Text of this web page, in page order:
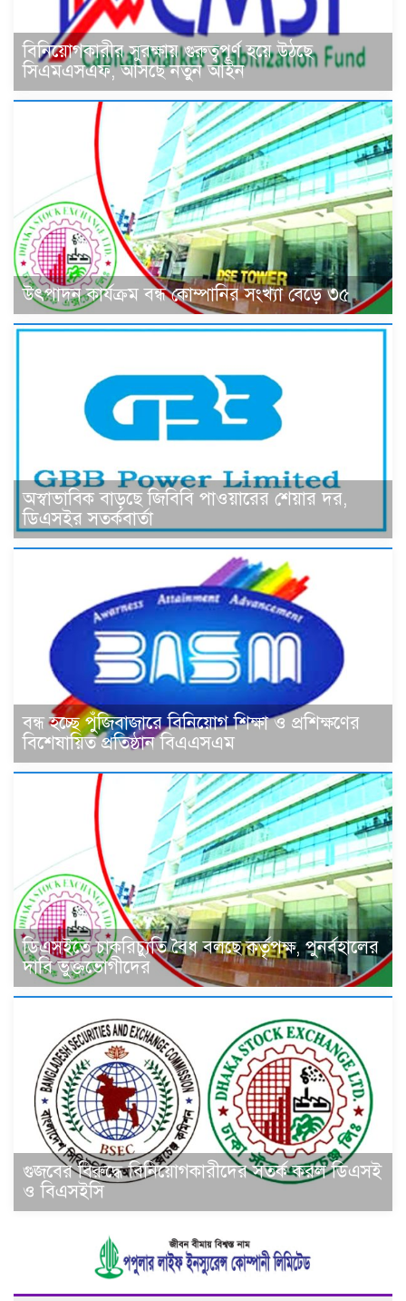
বিনিয়োগকারীর সুরক্ষায় গুরুত্বপূর্ণ হয়ে উঠছে
সিএমএসএফ, আসছে নতুন আইন
উৎপাদন কার্যক্রম বন্ধ কোম্পানির সংখ্যা বেড়ে ৩৫
অস্বাভাবিক বাড়ছে জিবিবি পাওয়ারের শেয়ার দর,
ডিএসইর সতর্কবার্তা
বন্ধ হচ্ছে পুঁজিবাজারে বিনিয়োগ শিক্ষা ও প্রশিক্ষণের
বিশেষায়িত প্রতিষ্ঠান বিএএসএম
ডিএসইতে চাকরিচ্যুতি বৈধ বলছে কর্তৃপক্ষ, পুনর্বহালের
দাবি ভুক্তভোগীদের
গুজবের বিরুদ্ধে বিনিয়োগকারীদের সতর্ক করল ডিএসই
ও বিএসইসি